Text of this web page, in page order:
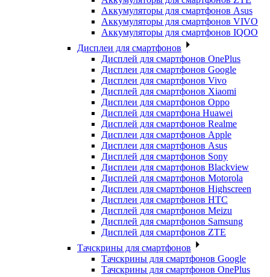
Аккумуляторы для cмартфонов Asus
Аккумуляторы для смартфонов VIVO
Аккумуляторы для смартфонов IQOO
Дисплеи для смартфонов
Дисплей для смартфонов OnePlus
Дисплеи для смартфонов Google
Дисплеи для смартфонов Vivo
Дисплей для смартфонов Xiaomi
Дисплеи для смартфонов Oppo
Дисплей для смартфона Huawei
Дисплей для смартфонов Realme
Дисплеи для смартфонов Apple
Дисплеи для смартфонов Asus
Дисплей для смартфонов Sony
Дисплеи для смартфонов Blackview
Дисплей для смартфонов Motorola
Дисплеи для смартфонов Highscreen
Дисплеи для смартфонов HTC
Дисплей для смартфонов Meizu
Дисплей для смартфонов Samsung
Дисплей для смартфонов ZTE
Тачскрины для смартфонов
Тачскрины для смартфонов Google
Тачскрины для смартфонов OnePlus